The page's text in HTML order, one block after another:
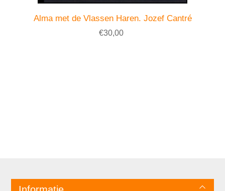
Alma met de Vlassen Haren. Jozef Cantré
€30,00